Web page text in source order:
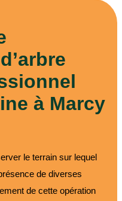
à Marcy
le terrain sur lequel
de diverses
de cette opération